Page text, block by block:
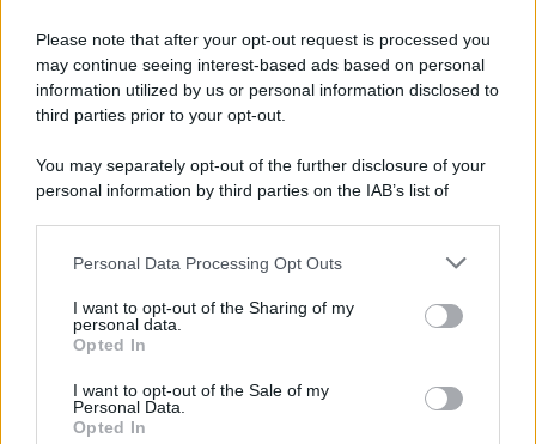
Please note that after your opt-out request is processed you
may continue seeing interest-based ads based on personal
information utilized by us or personal information disclosed to
third parties prior to your opt-out.
You may separately opt-out of the further disclosure of your
personal information by third parties on the IAB’s list of
This information may also be disclosed by us to third parties
disclose it to other third parties.
Please note that this website/app uses one or more Google
services and may gather and store information including but
not limited to your visit or usage behaviour. You may click to
grant or deny consent to Google and its third-party tags to
Personal Data Processing Opt Outs
I want to opt-out of the Sharing of my
personal data.
Opted In
I want to opt-out of the Sale of my
Personal Data.
Opted In
Newz Ohio
Gameland
Scoop Mag
Home Magazine 365
Cineverse Magazine